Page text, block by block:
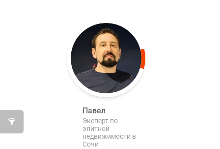
Павел
Эксперт по
элитной
недвижимости в
Сочи